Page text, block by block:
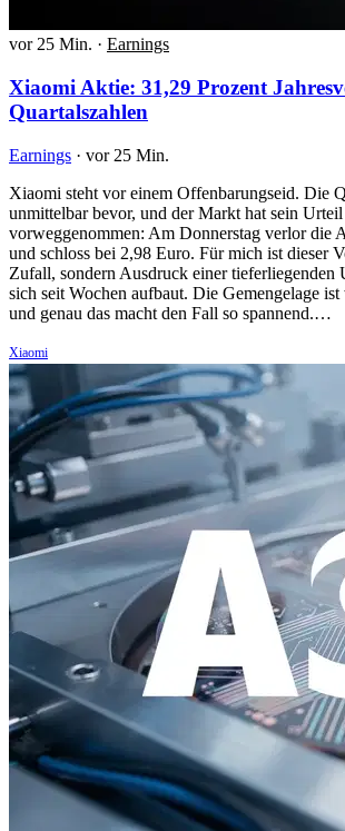
vor 25 Min. · Earnings
Xiaomi Aktie: 31,29 Prozent
Quartalszahlen
Earnings · vor 25 Min.
Xiaomi steht vor einem Offenbarungseid. Die
unmittelbar bevor, und der Markt hat sein
vorweggenommen: Am Donnerstag verlor die
und schloss bei 2,98 Euro. Für mich ist dieser
Zufall, sondern Ausdruck einer tieferliegenden
sich seit Wochen aufbaut. Die Gemengelage
und genau das macht den Fall so spannend.…
Xiaomi